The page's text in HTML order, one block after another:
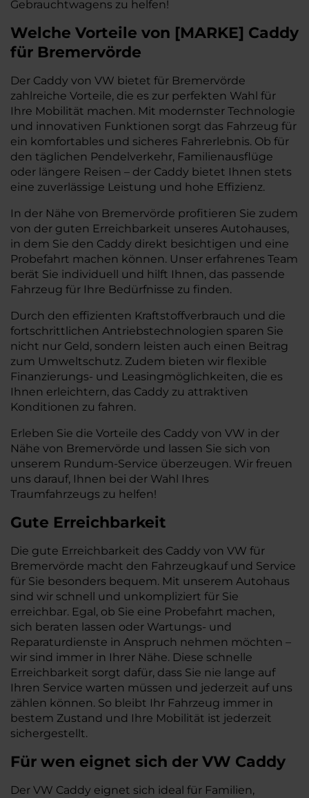
Gebrauchtwagens zu helfen!
Welche Vorteile von [MARKE] Caddy
für Bremervörde
Der Caddy von VW bietet für Bremervörde
zahlreiche Vorteile, die es zur perfekten Wahl für
Ihre Mobilität machen. Mit modernster Technologie
und innovativen Funktionen sorgt das Fahrzeug für
ein komfortables und sicheres Fahrerlebnis. Ob für
den täglichen Pendelverkehr, Familienausflüge
oder längere Reisen – der Caddy bietet Ihnen stets
eine zuverlässige Leistung und hohe Effizienz.
In der Nähe von Bremervörde profitieren Sie zudem
von der guten Erreichbarkeit unseres Autohauses,
in dem Sie den Caddy direkt besichtigen und eine
Probefahrt machen können. Unser erfahrenes Team
berät Sie individuell und hilft Ihnen, das passende
Fahrzeug für Ihre Bedürfnisse zu finden.
Durch den effizienten Kraftstoffverbrauch und die
fortschrittlichen Antriebstechnologien sparen Sie
nicht nur Geld, sondern leisten auch einen Beitrag
zum Umweltschutz. Zudem bieten wir flexible
Finanzierungs- und Leasingmöglichkeiten, die es
Ihnen erleichtern, das Caddy zu attraktiven
Konditionen zu fahren.
Erleben Sie die Vorteile des Caddy von VW in der
Nähe von Bremervörde und lassen Sie sich von
unserem Rundum-Service überzeugen. Wir freuen
uns darauf, Ihnen bei der Wahl Ihres
Traumfahrzeugs zu helfen!
Gute Erreichbarkeit
Die gute Erreichbarkeit des Caddy von VW für
Bremervörde macht den Fahrzeugkauf und Service
für Sie besonders bequem. Mit unserem Autohaus
sind wir schnell und unkompliziert für Sie
erreichbar. Egal, ob Sie eine Probefahrt machen,
sich beraten lassen oder Wartungs- und
Reparaturdienste in Anspruch nehmen möchten –
wir sind immer in Ihrer Nähe. Diese schnelle
Erreichbarkeit sorgt dafür, dass Sie nie lange auf
Ihren Service warten müssen und jederzeit auf uns
zählen können. So bleibt Ihr Fahrzeug immer in
bestem Zustand und Ihre Mobilität ist jederzeit
sichergestellt.
Für wen eignet sich der VW Caddy
Der VW Caddy eignet sich ideal für Familien,